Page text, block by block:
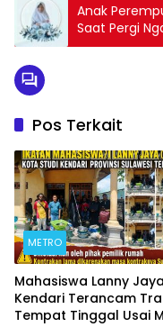
Anak
Saat Pergi
Pos Terkait
METRO
Mahasiswa Lanny
Kendari Terancam
Tempat Tinggal Usai